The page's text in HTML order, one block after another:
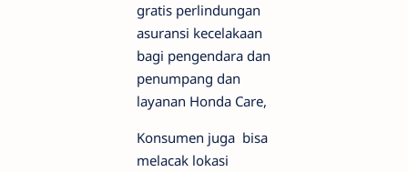
gratis perlindungan
asuransi kecelakaan
bagi pengendara dan
penumpang dan
layanan Honda Care,
Konsumen juga bisa
melacak lokasi